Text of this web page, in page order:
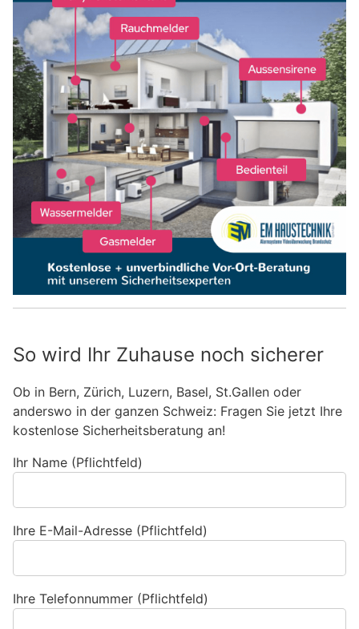
So wird Ihr Zuhause noch sicherer
Ob in Bern, Zürich, Luzern, Basel, St.Gallen oder
anderswo in der ganzen Schweiz: Fragen Sie jetzt Ihre
kostenlose Sicherheitsberatung an!
Ihr Name (Pflichtfeld)
Ihre E-Mail-Adresse (Pflichtfeld)
Ihre Telefonnummer (Pflichtfeld)